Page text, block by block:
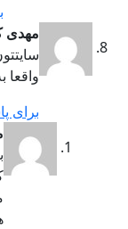
مهدی
واقعا
برای